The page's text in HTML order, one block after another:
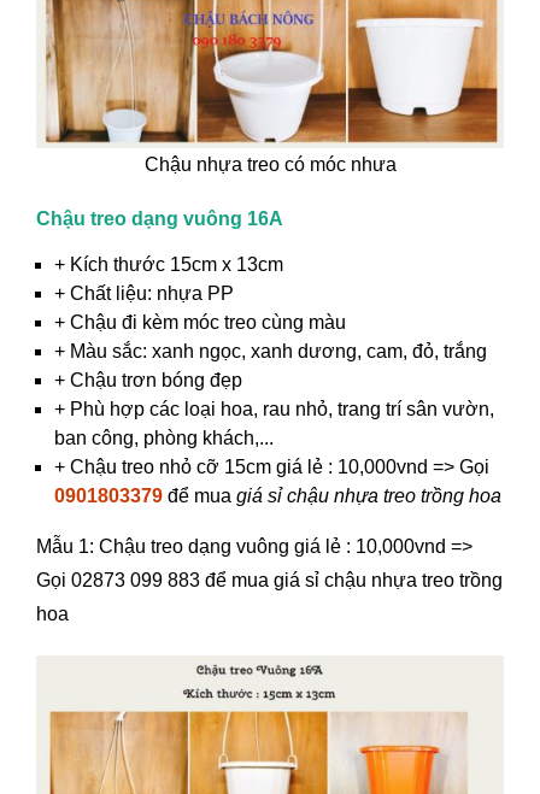
Chậu nhựa treo có móc nhưa
Chậu treo dạng vuông 16A
+ Kích thước 15cm x 13cm
+ Chất liệu: nhựa PP
+ Chậu đi kèm móc treo cùng màu
+ Màu sắc: xanh ngọc, xanh dương, cam, đỏ, trắng
+ Chậu trơn bóng đẹp
+ Phù hợp các loại hoa, rau nhỏ, trang trí sân vườn,
ban công, phòng khách,...
+ Chậu treo nhỏ cỡ 15cm giá lẻ : 10,000vnd => Gọi
0901803379 để mua giá sỉ chậu nhựa treo trồng hoa
Mẫu 1: Chậu treo dạng vuông giá lẻ : 10,000vnd =>
Gọi 02873 099 883 để mua giá sỉ chậu nhựa treo trồng
hoa